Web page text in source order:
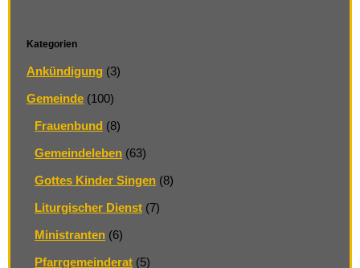
Kategorien
Ankündigung (3)
Gemeinde (100)
Frauenbund (8)
Gemeindeleben (63)
Gottes Kinder Singen (8)
Liturgischer Dienst (7)
Ministranten (6)
Pfarrgemeinderat (5)